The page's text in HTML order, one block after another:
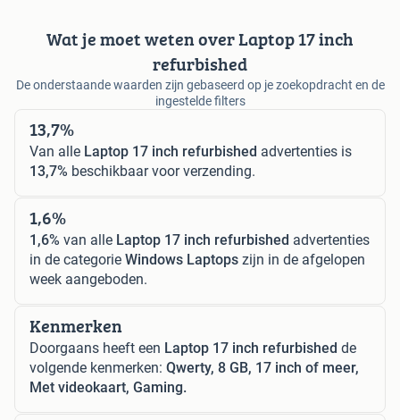
Wat je moet weten over Laptop 17 inch
refurbished
De onderstaande waarden zijn gebaseerd op je zoekopdracht en de
ingestelde filters
13,7%
Van alle Laptop 17 inch refurbished advertenties is
13,7% beschikbaar voor verzending.
1,6%
1,6% van alle Laptop 17 inch refurbished advertenties
in de categorie Windows Laptops zijn in de afgelopen
week aangeboden.
Kenmerken
Doorgaans heeft een Laptop 17 inch refurbished de
volgende kenmerken: Qwerty, 8 GB, 17 inch of meer,
Met videokaart, Gaming.